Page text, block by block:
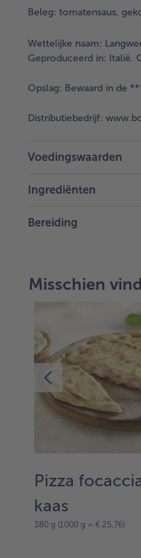
Beleg: tomatensaus,
Wettelijke naam:
Geproduceerd in: Italië.
Opslag: Bewaard in de
Distributiebedrijf:
Voedingswaarden
Ingrediënten
Bereiding
Misschien
Pizza
kaas
380 g (1000 g = € 25,76)